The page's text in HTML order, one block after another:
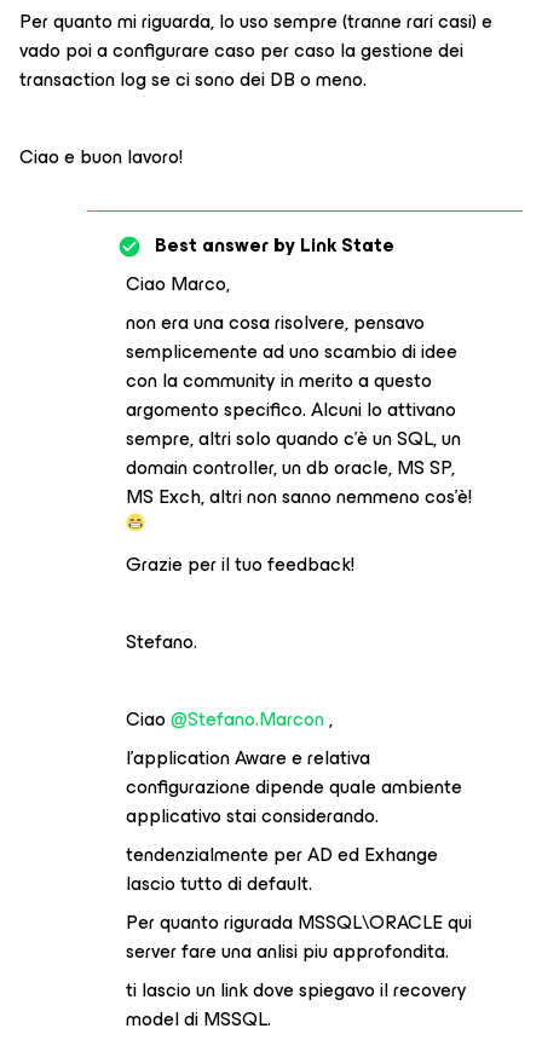
Per quanto mi riguarda, lo uso sempre (tranne rari casi) e
vado poi a configurare caso per caso la gestione dei
transaction log se ci sono dei DB o meno.
Ciao e buon lavoro!
Best answer byLink State
Ciao Marco,
non era una cosa risolvere, pensavo
semplicemente ad uno scambio di idee
con la community in merito a questo
argomento specifico. Alcuni lo attivano
sempre, altri solo quando c’è un SQL, un
domain controller, un db oracle, MS SP,
MS Exch, altri non sanno nemmeno cos’è!
Grazie per il tuo feedback!
Stefano.
Ciao@Stefano.Marcon,
l’application Aware e relativa
configurazione dipende quale ambiente
applicativo stai considerando.
tendenzialmente per AD ed Exhange
lascio tutto di default.
Per quanto rigurada MSSQL\ORACLE qui
server fare una anlisi piu approfondita.
ti lascio un link dove spiegavo il recovery
model di MSSQL.